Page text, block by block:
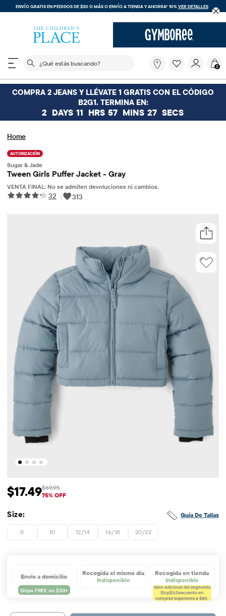
ENVÍO GRATIS EN PEDIDOS DE $30 O MÁS OENVÍO A TIENDA Y AHORRA* 10%VER DETALLES
El siguiente campo de búsqueda filtra las
buscando?
0
COMPRA 2 JEANS Y LLÉVATE 1 GRATIS CON EL CÓDIGO
B2G1. TERMINA EN:
2 DAYS 11 HRS 57 MINS 27 SECS
Home
AUTORIZACIÓN
Sugar & Jade
Tween Girls Puffer Jacket - Gray
VENTA FINAL: No se admiten devoluciones ni cambios.
32 | 313
Precio de venta: $17.49
$17.49 Precio original: $69.95
$69.95
75% OFF
Guía De Tallas
Size:
8 10 12/14 16/18 20/22
Envío a domicilio Recogida el mismo día
Indisponible
Recogida en tienda
Indisponible
Valor adicional del segmento
$tcp$%Descuento en
compras superiores a $40.